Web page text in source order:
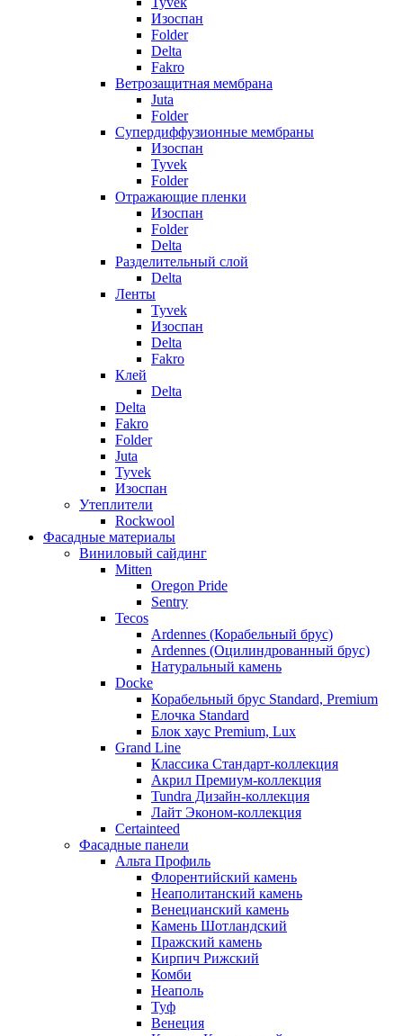
Изоспан
Folder
Delta
Fakro
Ветрозащитная мембрана
Juta
Folder
Супердиффузионные мембраны
Изоспан
Tyvek
Folder
Отражающие пленки
Изоспан
Folder
Delta
Разделительный слой
Delta
Ленты
Tyvek
Изоспан
Delta
Fakro
Клей
Delta
Delta
Fakro
Folder
Juta
Tyvek
Изоспан
Утеплители
Rockwool
Фасадные материалы
Виниловый сайдинг
Mitten
Oregon Pride
Sentry
Tecos
Ardennes (Корабельный брус)
Ardennes (Оцилиндрованный брус)
Натуральный камень
Docke
Корабельный брус Standard, Premium
Елочка Standard
Блок хаус Premium, Lux
Grand Line
Классика Стандарт-коллекция
Акрил Премиум-коллекция
Tundra Дизайн-коллекция
Лайт Эконом-коллекция
Certainteed
Фасадные панели
Альта Профиль
Флорентийский камень
Неаполитанский камень
Венецианский камень
Камень Шотландский
Пражский камень
Кирпич Рижский
Комби
Неаполь
Туф
Венеция